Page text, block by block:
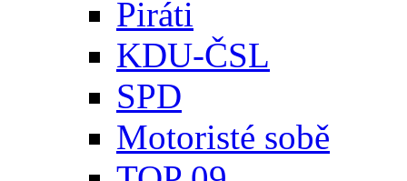
Piráti
KDU-ČSL
SPD
Motoristé sobě